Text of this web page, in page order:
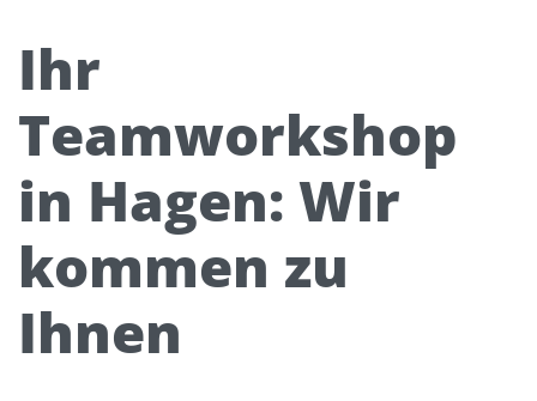
Ihr
Teamworkshop
in Hagen: Wir
kommen zu
Ihnen